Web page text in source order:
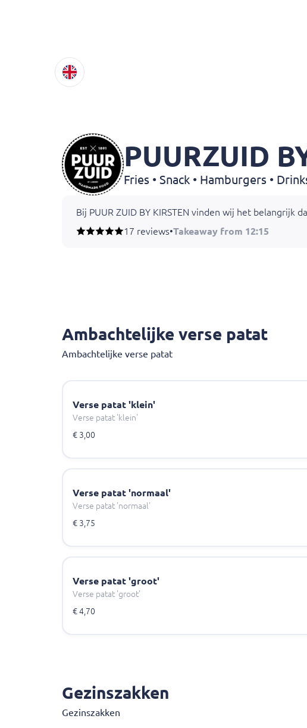
PUURZUID
Fries • Snack • Hamburgers •
Bij PUUR ZUID BY KIRSTEN vinden wij het
17 reviews•Takeaway from 12:15
Ambachtelijke verse patat
Ambachtelijke verse patat
Verse patat 'klein'
Verse patat 'klein'
€ 3,00
Verse patat 'normaal'
Verse patat 'normaal'
€ 3,75
Verse patat 'groot'
Verse patat 'groot'
€ 4,70
Gezinszakken
Gezinszakken